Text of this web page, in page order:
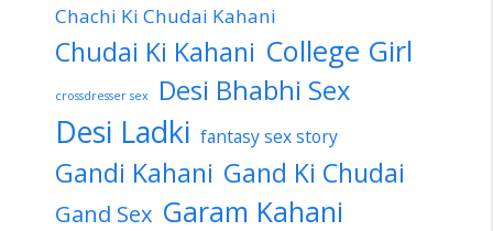
Chachi Ki Chudai Kahani
Chudai Ki Kahani College Girl
crossdresser sex Desi Bhabhi Sex
Desi Ladki fantasy sex story
Gandi Kahani Gand Ki Chudai
Gand Sex Garam Kahani